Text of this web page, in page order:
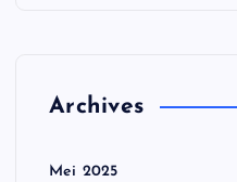
Archives
Mei 2025